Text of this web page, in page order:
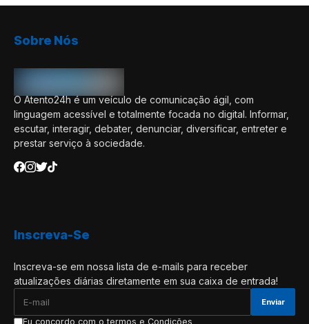
Sobre Nós
O Atento24h é um veículo de comunicação ágil, com
linguagem acessível e totalmente focada no digital. Informar,
escutar, interagir, debater, denunciar, diversificar, entreter e
prestar serviço à sociedade.
Inscreva-Se
Inscreva-se em nossa lista de e-mails para receber
atualizações diárias diretamente em sua caixa de entrada!
Eu concordo com o termos e Condições